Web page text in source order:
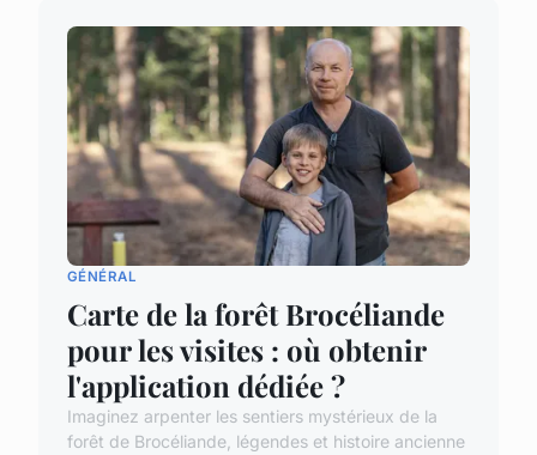
GÉNÉRAL
Carte de la forêt Brocéliande
pour les visites : où obtenir
l'application dédiée ?
Imaginez arpenter les sentiers mystérieux de la
forêt de Brocéliande, légendes et histoire ancienne